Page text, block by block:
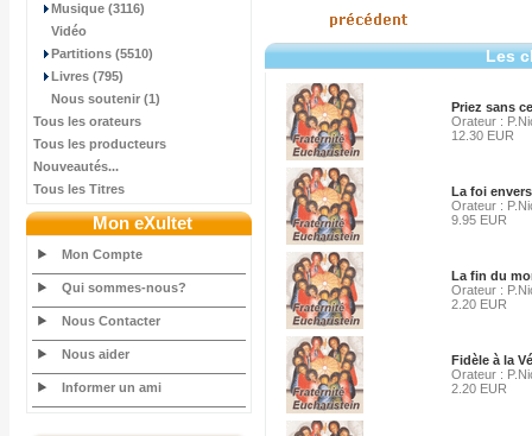
Musique (3116)
Vidéo
Partitions (5510)
Livres (795)
Nous soutenir (1)
Tous les orateurs
Tous les producteurs
Nouveautés...
Tous les Titres
Mon eXultet
Mon Compte
Qui sommes-nous?
Nous Contacter
Nous aider
Informer un ami
Les
Priez sans
Orateur :
12.30 EUR
La foi
Orateur :
9.95 EUR
La fin du
Orateur :
2.20 EUR
Fidèle à la
Orateur :
2.20 EUR